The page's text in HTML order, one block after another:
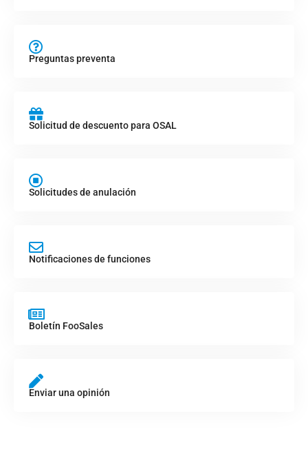
Preguntas preventa
Solicitud de descuento para OSAL
Solicitudes de anulación
Notificaciones de funciones
Boletín FooSales
Enviar una opinión